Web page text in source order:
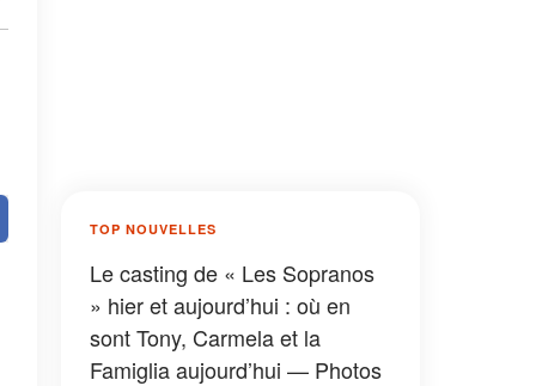
TOP NOUVELLES
Le casting de « Les Sopranos
» hier et aujourd’hui : où en
sont Tony, Carmela et la
Famiglia aujourd’hui — Photos